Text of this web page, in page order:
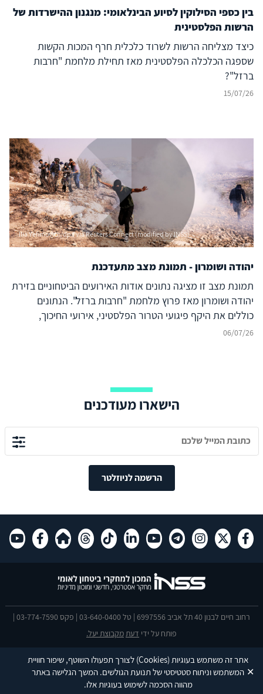
אתר זה משתמש בעוגיות(Cookies) לצורך תפעולו השוטף, שיפור חוויית
המשתמש וניתוח סטטיסטי של תנועת הגולשים. המשך הגלישה באתר
מהווה הסכמה לשימוש בעוגיות אלו.
✕
בין כספי הסילוקין לסיוע הבינלאומי: מנגנון ההישרדות של
הרשות הפלסטינית
כיצד מצליחה הרשות לשרוד כלכלית חרף המכות הקשות
שספגה הכלכלה הפלסטינית מאז תחילת מלחמת "חרבות
ברזל"?
15/07/26
Ilia Yefimovich/dpa via Reuters Connect (modified by INSS)
יהודה ושומרון - תמונת מצב מתעדכנת
תמונת מצב זו מציגה נתונים אודות האירועים הביטחוניים בזירת
יהודה ושומרון מאז פרוץ מלחמת "חרבות ברזל". הנתונים
כוללים את היקף פיגועי הטרור הפלסטיני, אירועי החיכוך,
הנפגעים, הסיכולים והמעצרים בגזרה. הנתונים מבוססים על
06/07/26
הישארו מעודכנים
הרשמה לניוזלטר
רחוב חיים לבנון 40 תל אביב 6997556 | טל 03-640-0400 | פקס 03-774-7590 |
פותח על ידי דעתמקבוצת יעל.
This site is protected by reCAPTCHA and the Google Privacy Policyand
Terms of Service apply.